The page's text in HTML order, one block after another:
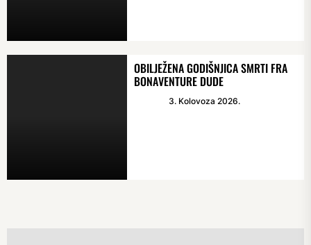
OBILJEŽENA GODIŠNJICA SMRTI FRA
BONAVENTURE DUDE
3. Kolovoza 2026.